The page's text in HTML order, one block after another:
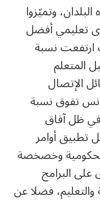
وتميّزوا
تعليمي أفضل
نسبة
المتعلم
الإتصال
تفوق نسبة
الشباب 25% في ظل آفاق
تطبيق أوامر
وخصخصة
البرامج
فضلا عن